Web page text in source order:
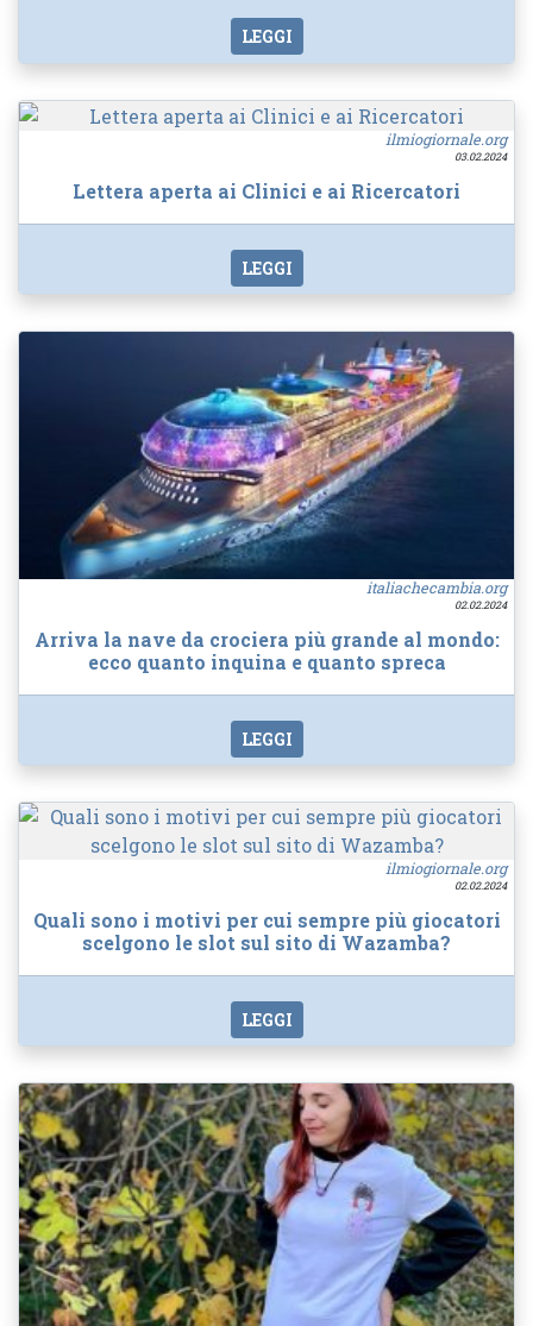
LEGGI
ilmiogiornale.org
03.02.2024
Lettera aperta ai Clinici e ai Ricercatori
LEGGI
italiachecambia.org
02.02.2024
Arriva la nave da crociera più grande al mondo:
ecco quanto inquina e quanto spreca
LEGGI
ilmiogiornale.org
02.02.2024
Quali sono i motivi per cui sempre più giocatori
scelgono le slot sul sito di Wazamba?
LEGGI